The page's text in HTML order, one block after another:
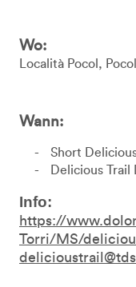
Wo:
Località Pocol Pocol
Wann:
Short
Delicious
Info:
https://
Torri/MS/